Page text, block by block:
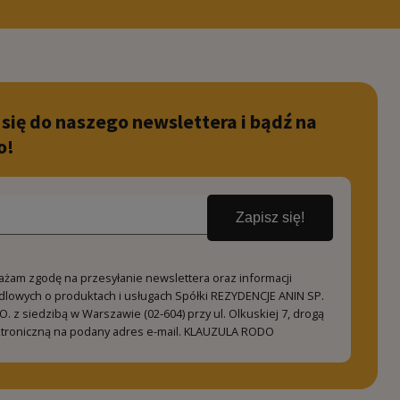
do naszego newslettera i bądź na
Zapisz się!
zgodę na przesyłanie newslettera oraz informacji
o produktach i usługach Spółki REZYDENCJE ANIN SP.
z siedzibą w Warszawie (02-604) przy ul. Olkuskiej 7, drogą
na podany adres e-mail. KLAUZULA RODO